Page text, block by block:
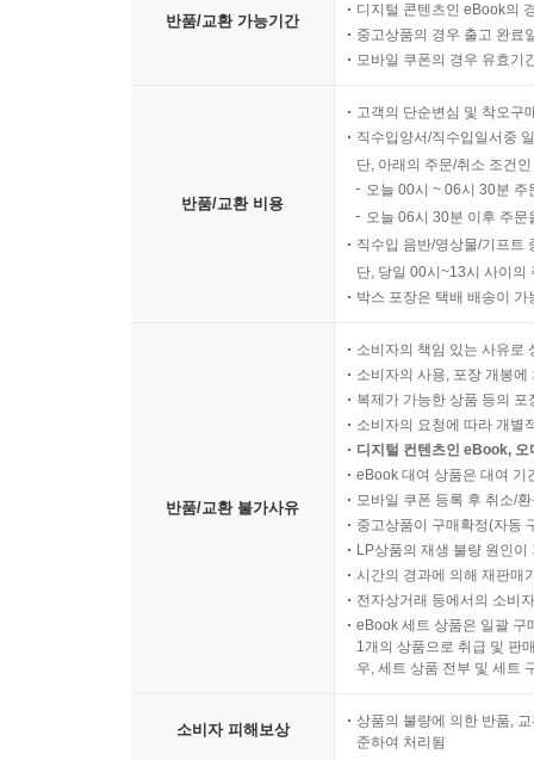
반품/교환 가능기간
디지털 콘텐츠인 eBook의
중고상품의 경우 출고 완료
모바일 쿠폰의 경우 유효기
반품/교환 비용
고객의 단순변심 및 착오구
직수입양서/직수입일서중
단, 아래의 주문/취소 조건
오늘 00시 ~ 06시 30분
오늘 06시 30분 이후 주
직수입 음반/영상물/기프트
단, 당일 00시~13시 사이의
박스 포장은 택배 배송이
반품/교환 불가사유
소비자의 책임 있는 사유로
소비자의 사용, 포장 개봉
복제가 가능한 상품 등의
소비자의 요청에 따라 개별
디지털 컨텐츠인 eBook,
eBook 대여 상품은 대여 기
모바일 쿠폰 등록 후 취소/
중고상품이 구매확정(자동
LP상품의 재생 불량 원인
시간의 경과에 의해 재판매
전자상거래 등에서의 소비
eBook 세트 상품은 일괄 구
1개의 상품으로 취급 및 판
우, 세트 상품 전부 및 세트
소비자 피해보상
상품의 불량에 의한 반품,
준하여 처리됨